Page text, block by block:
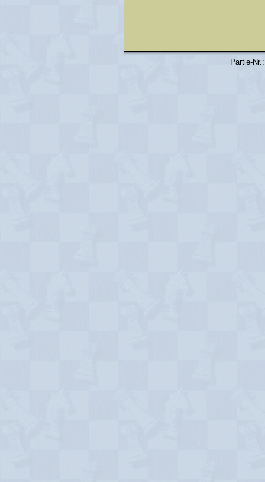
Partie-